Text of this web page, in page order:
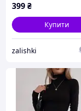
399₴
Купити
zalishki